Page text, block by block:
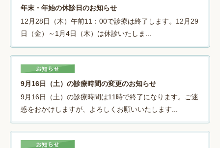
年末・年始の休診日のお知らせ
12月28日（木）午前11：00で診療は終了します。12月29
日（金）～1月4日（木）は休診いたしま...
9月16日（土）の診療時間の変更のお知らせ
9月16日（土）の診療時間は11時で終了になります。ご迷
惑をおかけしますが、よろしくお願いいたします...